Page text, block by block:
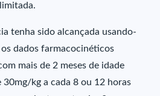
tenha sido alcançada usando-
dados farmacocinéticos
mais de 2 meses de idade
30mg/kg a cada 8 ou 12 horas